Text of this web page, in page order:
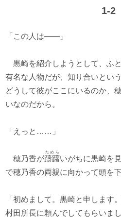
1-2
「この人は――」
黒崎を紹介しようとして、ふ
有名な人物だが、知り合いとい
どうして彼がここにいるのか、
いなのだから。
「えっと……」
穂乃香が躊躇
ためら
いがちに黒崎を
で穂乃香の両親に向かって頭を下
「初めまして。黒崎と申します
村田所長に頼んでしてもらいまし